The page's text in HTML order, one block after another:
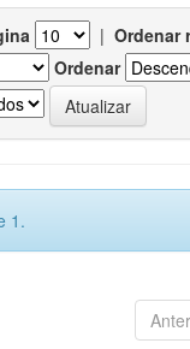
| Ordenar
Ordenar
1.